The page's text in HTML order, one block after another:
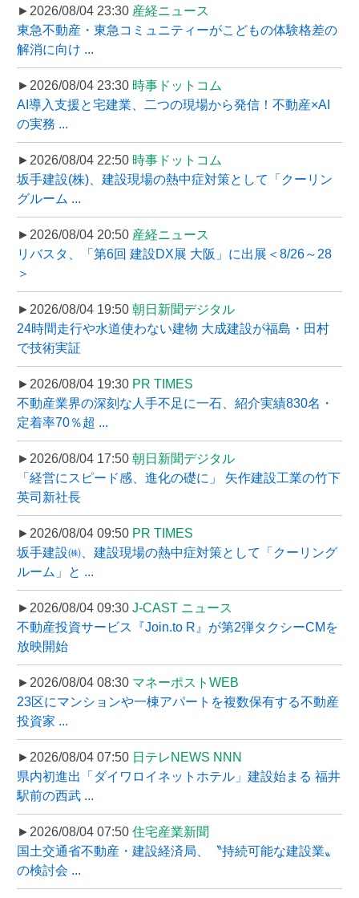
►2026/08/04 23:30 産経ニュース
東急不動産・東急コミュニティーがこどもの体験格差の
解消に向け ...
►2026/08/04 23:30 時事ドットコム
AI導入支援と宅建業、二つの現場から発信！不動産×AI
の実務 ...
►2026/08/04 22:50 時事ドットコム
坂手建設(株)、建設現場の熱中症対策として「クーリン
グルーム ...
►2026/08/04 20:50 産経ニュース
リバスタ、「第6回 建設DX展 大阪」に出展＜8/26～28
＞
►2026/08/04 19:50 朝日新聞デジタル
24時間走行や水道使わない建物 大成建設が福島・田村
で技術実証
►2026/08/04 19:30 PR TIMES
不動産業界の深刻な人手不足に一石、紹介実績830名・
定着率70％超 ...
►2026/08/04 17:50 朝日新聞デジタル
「経営にスピード感、進化の礎に」 矢作建設工業の竹下
英司新社長
►2026/08/04 09:50 PR TIMES
坂手建設㈱、建設現場の熱中症対策として「クーリング
ルーム」と ...
►2026/08/04 09:30 J-CAST ニュース
不動産投資サービス『Join.to R』が第2弾タクシーCMを
放映開始
►2026/08/04 08:30 マネーポストWEB
23区にマンションや一棟アパートを複数保有する不動産
投資家 ...
►2026/08/04 07:50 日テレNEWS NNN
県内初進出「ダイワロイネットホテル」建設始まる 福井
駅前の西武 ...
►2026/08/04 07:50 住宅産業新聞
国土交通省不動産・建設経済局、〝持続可能な建設業〟
の検討会 ...